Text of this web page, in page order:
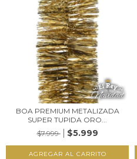
BOA PREMIUM METALIZADA
SUPER TUPIDA ORO...
$7.999
$5.999